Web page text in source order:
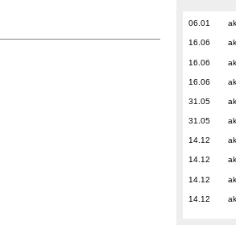
06.01
16.06
16.06
16.06
31.05
31.05
14.12
14.12
14.12
14.12